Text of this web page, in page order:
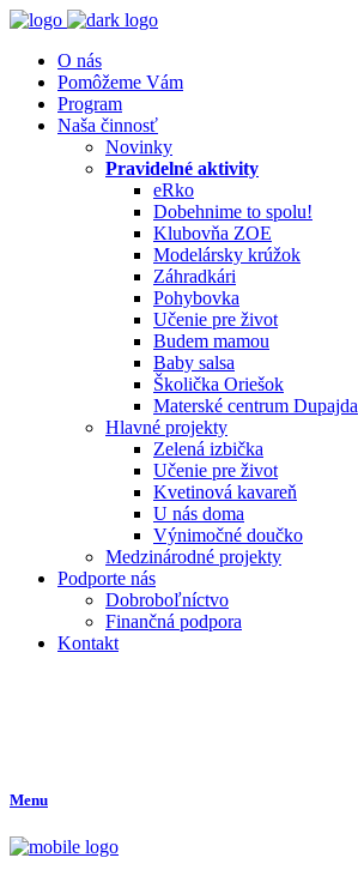
O nás
Pomôžeme Vám
Program
Naša činnosť
Novinky
Pravidelné aktivity
eRko
Dobehnime to spolu!
Klubovňa ZOE
Modelársky krúžok
Záhradkári
Pohybovka
Učenie pre život
Budem mamou
Baby salsa
Školička Oriešok
Materské centrum Dupajda
Hlavné projekty
Zelená izbička
Učenie pre život
Kvetinová kavareň
U nás doma
Výnimočné doučko
Medzinárodné projekty
Podporte nás
Dobroboľníctvo
Finančná podpora
Kontakt
Menu